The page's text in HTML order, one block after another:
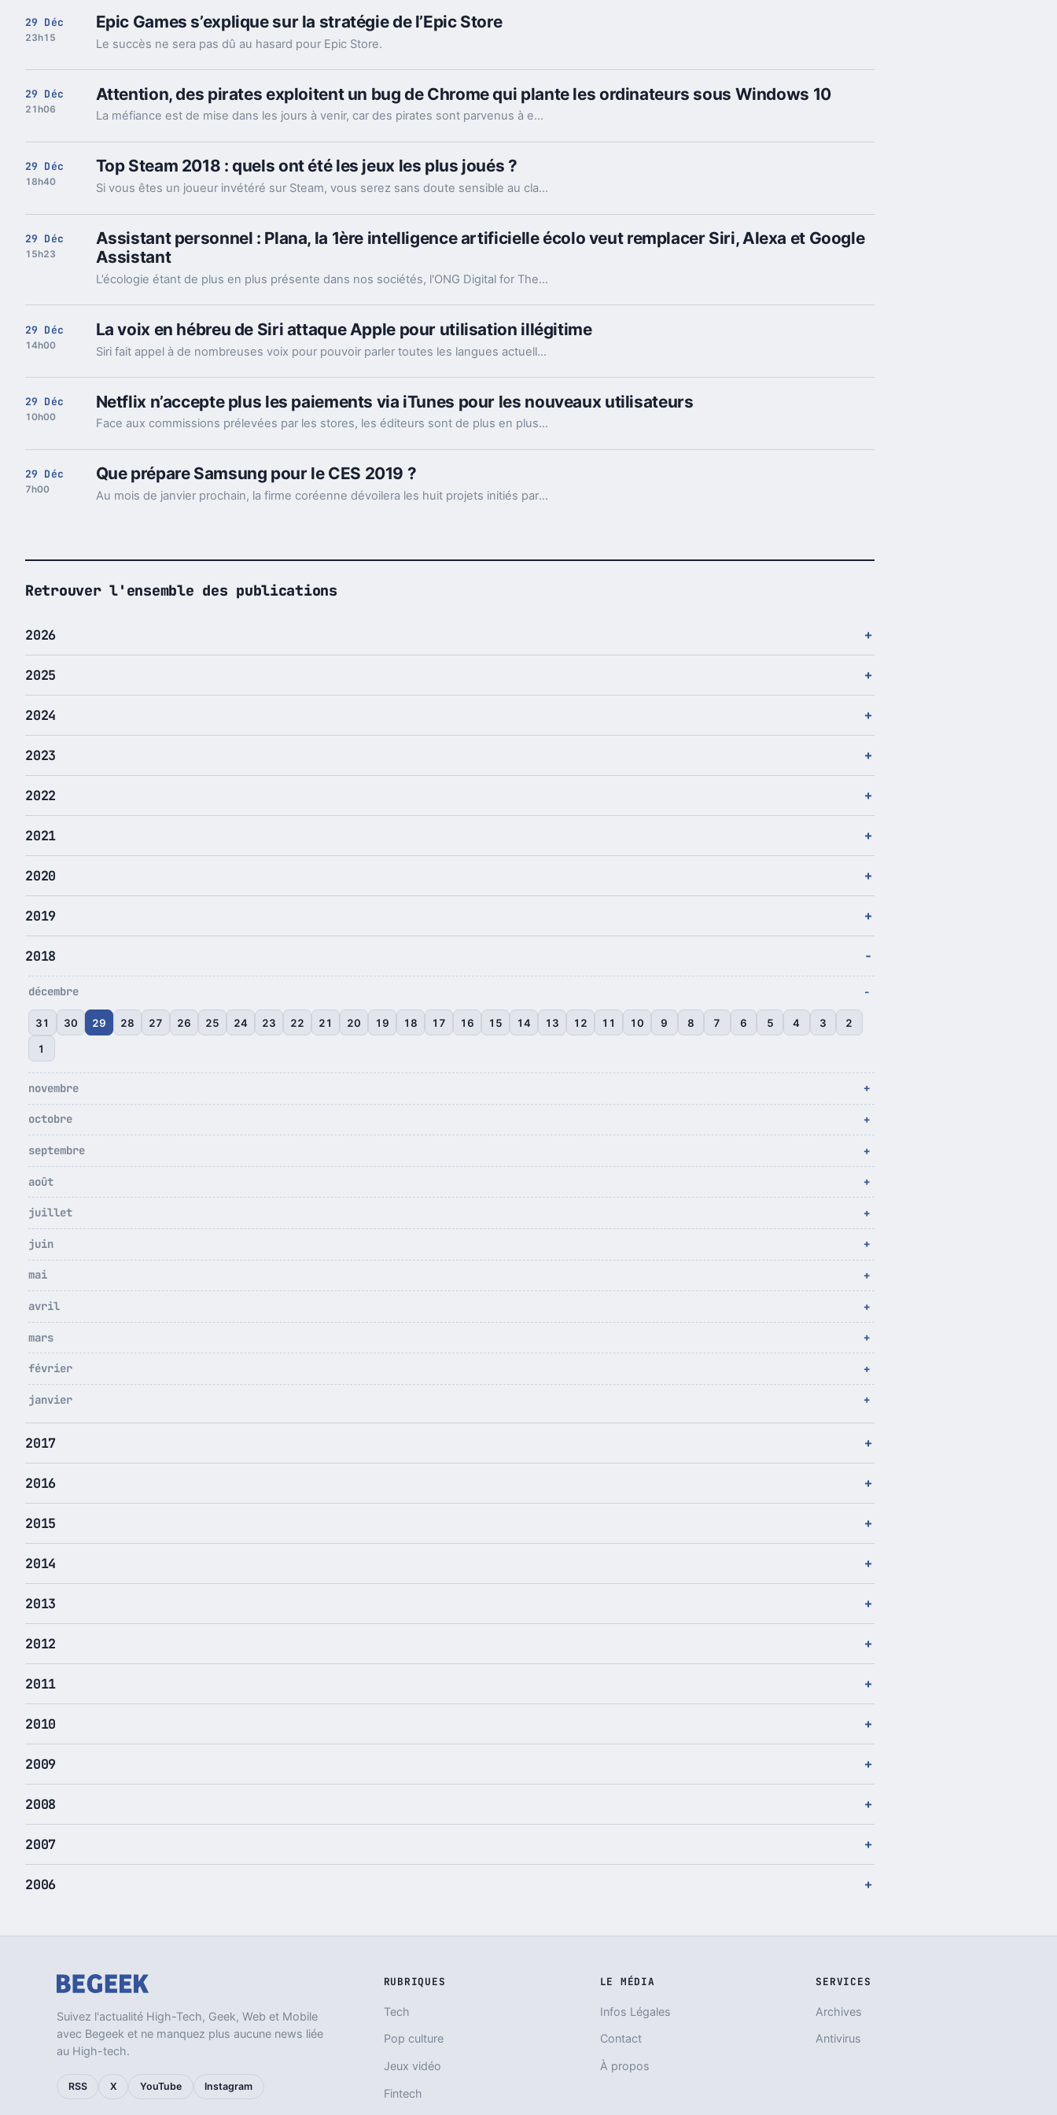
29 Déc
23h15
Epic Games s’explique sur la stratégie de l’Epic Store
Le succès ne sera pas dû au hasard pour Epic Store.
29 Déc
21h06
Attention, des pirates exploitent un bug de Chrome qui plante les ordinateurs sous Windows 10
La méfiance est de mise dans les jours à venir, car des pirates sont parvenus à exploiter une faille sur le navigateur Chrome, afin de dérober vos données bancaires, en faisant planter votre PC sous Windows 10. Explications.
29 Déc
18h40
Top Steam 2018 : quels ont été les jeux les plus joués ?
Si vous êtes un joueur invétéré sur Steam, vous serez sans doute sensible au classement des meilleures ventes sur la plateforme. Steam propose justement son Top 100 des meilleurs jeux en termes de revenus bruts.
29 Déc
15h23
Assistant personnel : Plana, la 1ère intelligence artificielle écolo veut remplacer Siri, Alexa et Google
Assistant
L’écologie étant de plus en plus présente dans nos sociétés, l'ONG Digital for The Planet, propose un assistant vocal intelligent baptisé Plana pour la défendre. Son objectif principal est de promouvoir un usage plus responsable des smartphones.
29 Déc
14h00
La voix en hébreu de Siri attaque Apple pour utilisation illégitime
Siri fait appel à de nombreuses voix pour pouvoir parler toutes les langues actuellement disponibles. Pour l'hébreu, cela semble poser problème.
29 Déc
10h00
Netflix n’accepte plus les paiements via iTunes pour les nouveaux utilisateurs
Face aux commissions prélevées par les stores, les éditeurs sont de plus en plus nombreux à contourner le système. C'est le cas désormais de Netflix.
29 Déc
7h00
Que prépare Samsung pour le CES 2019 ?
Au mois de janvier prochain, la firme coréenne dévoilera les huit projets initiés par son laboratoire de recherche : Samsung C-Lab. On y retrouvera notamment un projet orienté sur les parfums personnalisables et un autre sur la bonne posture à avoir au travail.
Retrouver l'ensemble des publications
2026
2025
2024
2023
2022
2021
2020
2019
2018
décembre
31 30 29 28 27 26 25 24 23 22 21 20 19 18 17 16 15 14 13 12 11 10 9 8 7 6 5 4 3 2
1
novembre
octobre
septembre
août
juillet
juin
mai
avril
mars
février
janvier
2017
2016
2015
2014
2013
2012
2011
2010
2009
2008
2007
2006
Suivez l'actualité High-Tech, Geek, Web et Mobile
avec Begeek et ne manquez plus aucune news liée
au High-tech.
RSS X YouTube Instagram
RUBRIQUES
Tech
Pop culture
Jeux vidéo
Fintech
LE MÉDIA
Infos Légales
Contact
À propos
SERVICES
Archives
Antivirus